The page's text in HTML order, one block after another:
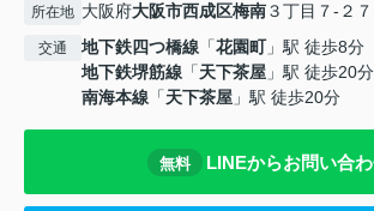
所在地 大阪府大阪市西成区梅南３丁目７-２７
交通 地下鉄四つ橋線 「花園町」駅 徒歩8分
地下鉄堺筋線 「天下茶屋 」駅 徒歩20分
南海本線 「天下茶屋 」駅 徒歩20分
無料 LINEからお問い合